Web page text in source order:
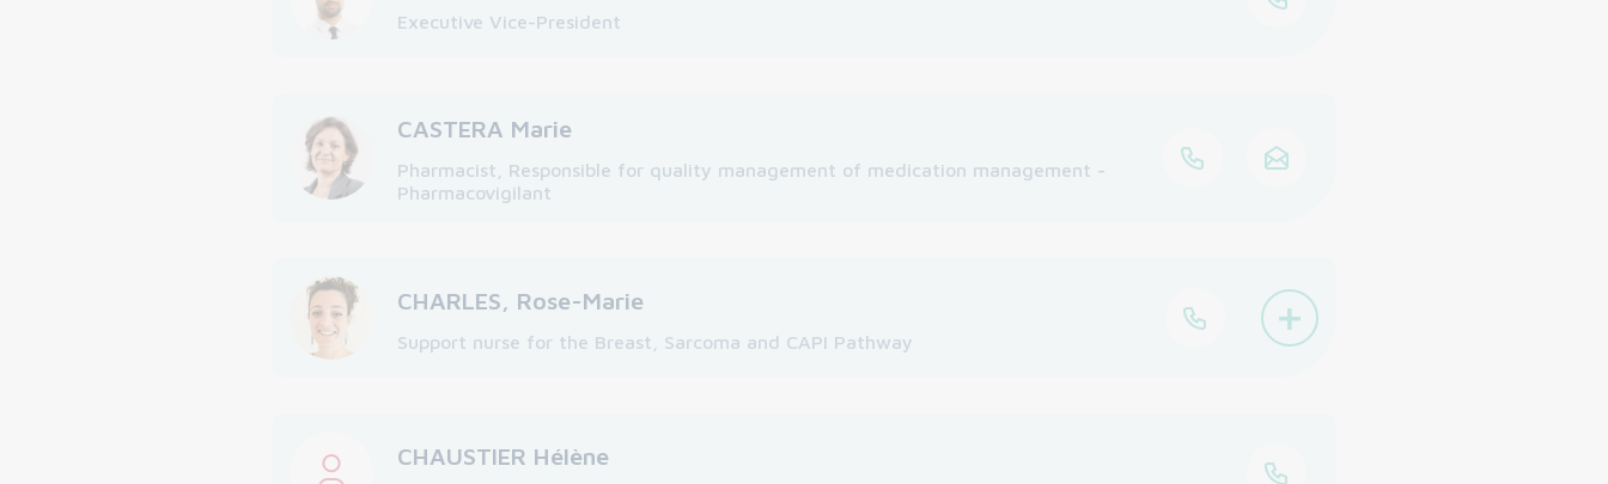
Executive Vice-President
CASTERA Marie
Pharmacist, Responsible for quality management of medication management -
Pharmacovigilant
CHARLES, Rose-Marie
Support nurse for the Breast, Sarcoma and CAPI Pathway +
CHAUSTIER Hélène